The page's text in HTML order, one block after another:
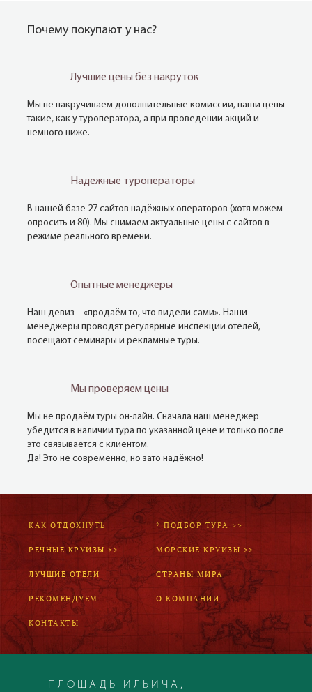
Почему покупают у нас?
Лучшие цены без накруток
Мы не накручиваем дополнительные комиссии, наши цены
такие, как у туроператора, а при проведении акций и
немного ниже.
Надежные туроператоры
В нашей базе 27 сайтов надёжных операторов (хотя можем
опросить и 80). Мы снимаем актуальные цены с сайтов в
режиме реального времени.
Опытные менеджеры
Наш девиз – «продаём то, что видели сами». Наши
менеджеры проводят регулярные инспекции отелей,
посещают семинары и рекламные туры.
Мы проверяем цены
Мы не продаём туры он-лайн. Сначала наш менеджер
убедится в наличии тура по указанной цене и только после
это связывается с клиентом.
Да! Это не современно, но зато надёжно!
КАК ОТДОХНУТЬ * ПОДБОР ТУРА >>
РЕЧНЫЕ КРУИЗЫ >> МОРСКИЕ КРУИЗЫ >>
ЛУЧШИЕ ОТЕЛИ СТРАНЫ МИРА
РЕКОМЕНДУЕМ О КОМПАНИИ
КОНТАКТЫ
ПЛОЩАДЬ ИЛЬИЧА,